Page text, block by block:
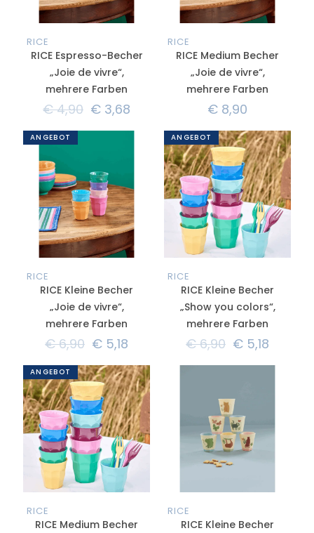
RICE
RICE Espresso-Becher
„Joie de vivre“,
mehrere Farben
€4,90 € 3,68
RICE
RICE Medium Becher
„Joie de vivre“,
mehrere Farben
€ 8,90
ANGEBOT
RICE
RICE Kleine Becher
„Joie de vivre“,
mehrere Farben
€6,90 € 5,18
ANGEBOT
RICE
RICE Kleine Becher
„Show you colors“,
mehrere Farben
€6,90 € 5,18
ANGEBOT
RICE
RICE Medium Becher
RICE
RICE Kleine Becher